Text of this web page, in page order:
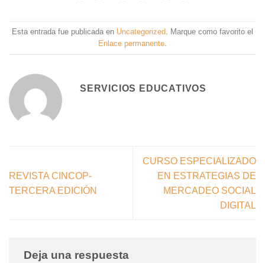
Esta entrada fue publicada en Uncategorized . Marque como favorito el
Enlace permanente
SERVICIOS EDUCATIVOS
REVISTA CINCOP-
TERCERA EDICIÓN
CURSO ESPECIALIZADO
EN ESTRATEGIAS DE
MERCADEO SOCIAL
DIGITAL
Deja una respuesta